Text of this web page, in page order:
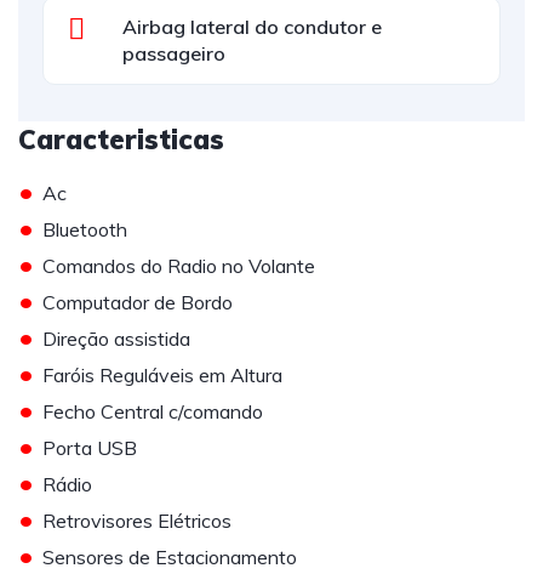
Airbag lateral do condutor e
passageiro
Caracteristicas
• Ac
• Bluetooth
• Comandos do Radio no Volante
• Computador de Bordo
• Direção assistida
• Faróis Reguláveis em Altura
• Fecho Central c/comando
• Porta USB
• Rádio
• Retrovisores Elétricos
• Sensores de Estacionamento